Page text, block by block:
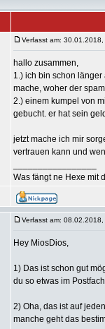
Verfasst am:
hallo zusammen,
1.) ich bin schon
mache, woher der
2.) einem kumpel von
gebucht. er hat sein
jetzt mache ich mir
vertrauen kann und
Was fängt ne Hexe mit
Verfasst am:
Hey MiosDios,
1) Das ist schon gut
du so etwas im
2) Oha, das ist auf
manche geht das